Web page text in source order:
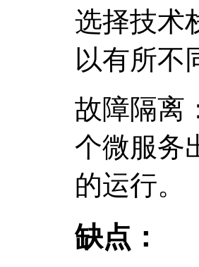
选择技术
以有所不
故障隔离
个微服务
的运行。
缺点：